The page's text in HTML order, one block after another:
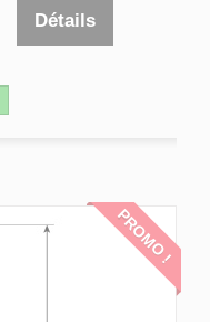
Détails
PROMO !